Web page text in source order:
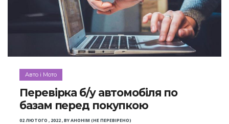
Авто і Мото
Перевірка б/у автомобіля по
базам перед покупкою
02 ЛЮТОГО , 2022,BYАНОНІМ (НЕ ПЕРЕВІРЕНО)